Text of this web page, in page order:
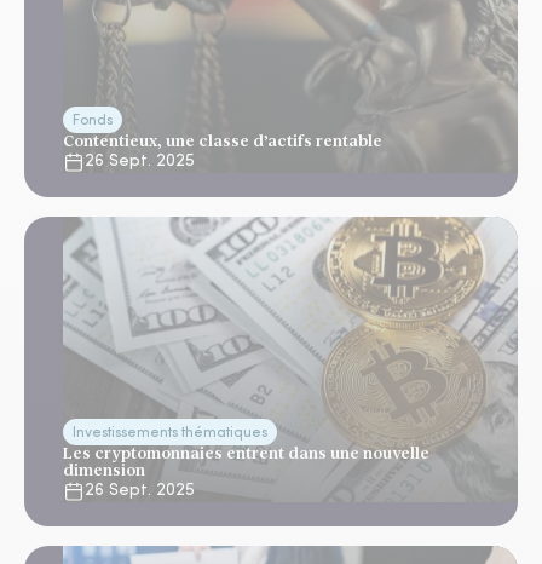
Fonds
Contentieux, une classe d’actifs rentable
26 Sept. 2025
Investissements thématiques
Les cryptomonnaies entrent dans une nouvelle
dimension
26 Sept. 2025